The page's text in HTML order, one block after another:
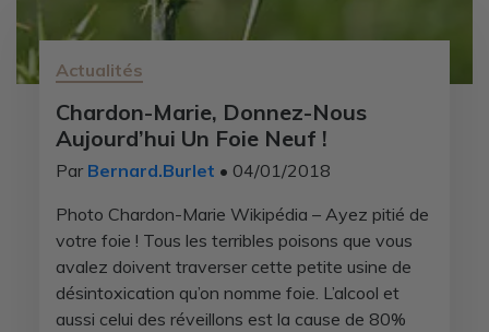
Actualités
Chardon-Marie, Donnez-Nous
Aujourd’hui Un Foie Neuf !
Par Bernard.Burlet • 04/01/2018
Photo Chardon-Marie Wikipédia – Ayez pitié de
votre foie ! Tous les terribles poisons que vous
avalez doivent traverser cette petite usine de
désintoxication qu’on nomme foie. L’alcool et
aussi celui des réveillons est la cause de 80%